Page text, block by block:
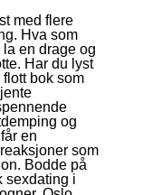
med flere
Hva som
en drage og
Har du lyst
bok som
og
en
som
Bodde på
sexdating i